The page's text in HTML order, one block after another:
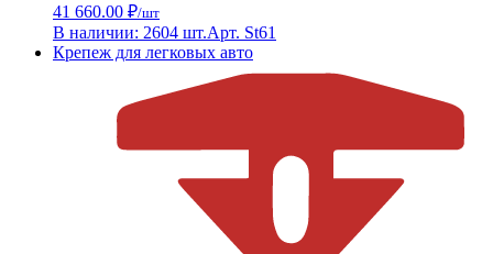
41 660.00 ₽/шт
В наличии: 2604 шт.Арт. St61
Крепеж для легковых авто